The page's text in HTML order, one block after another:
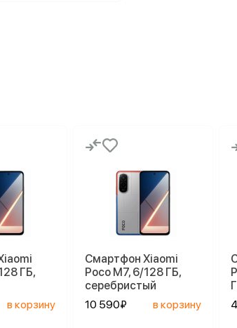
ГБ,
в корзину
Смартфон Xiaomi
Poco M7, 6/128 ГБ,
серебристый
10 590₽
в корзину